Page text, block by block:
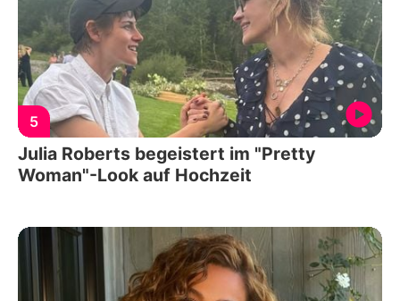
5
Julia Roberts begeistert im "Pretty
Woman"-Look auf Hochzeit